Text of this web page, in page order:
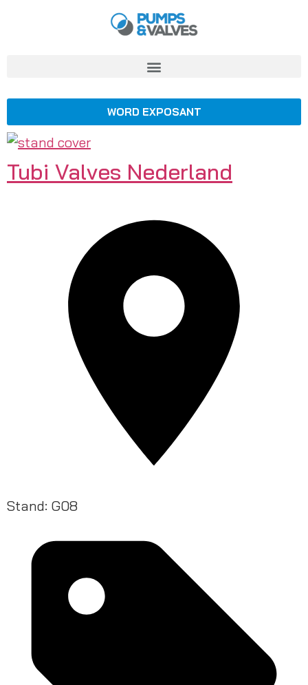
WORD EXPOSANT
Tubi Valves Nederland
Stand: G08